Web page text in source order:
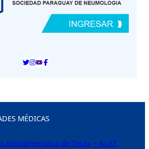
MÉDICAS
de Torax – ALAT